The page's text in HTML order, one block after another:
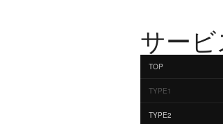
サー
TOP
TYPE1
TYPE2